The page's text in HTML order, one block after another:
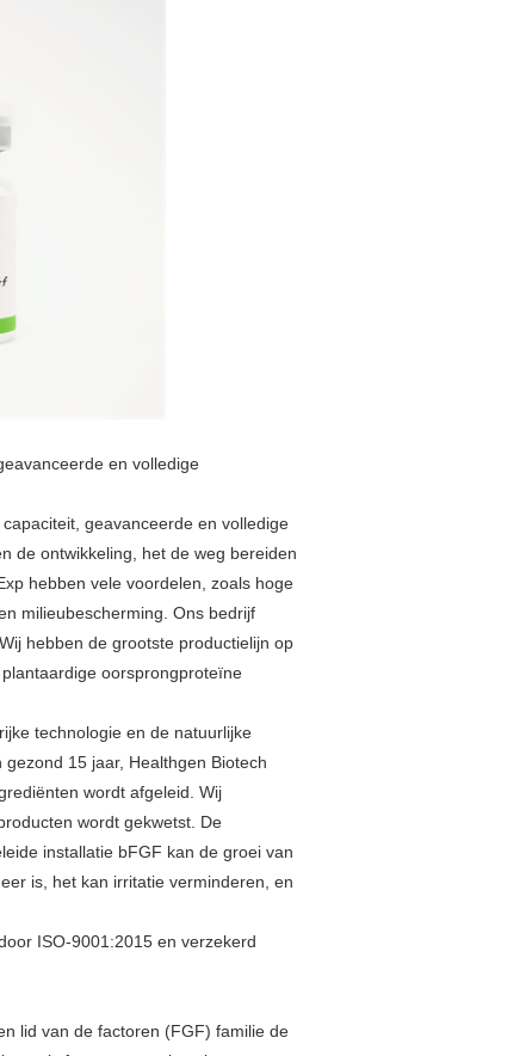
en volledige
geavanceerde en volledige
de ontwikkeling, het de weg bereiden
hebben vele voordelen, zoals hoge
milieubescherming. Ons bedrijf
hebben de grootste productielijn op
oorsprongproteïne
technologie en de natuurlijke
15 jaar, Healthgen Biotech
wordt afgeleid. Wij
wordt gekwetst. De
installatie bFGF kan de groei van
is, het kan irritatie verminderen, en
ISO-9001:2015 en verzekerd
lid van de factoren (FGF) familie de